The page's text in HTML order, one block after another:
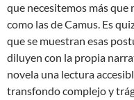
que necesitemos más
como las de Camus. Es
que se muestran esas
diluyen con la propia
novela una lectura
transfondo complejo y